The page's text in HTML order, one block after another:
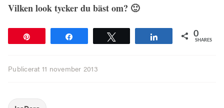
Vilken look tycker du bäst om? 🙂
Share 0
SHARES
Publicerat 11 november 2013